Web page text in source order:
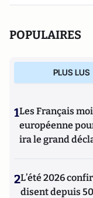
POPULAIRES
PLUS LUS
1Les Français
européenne
ira le grand
2L’été 2026
disent depuis